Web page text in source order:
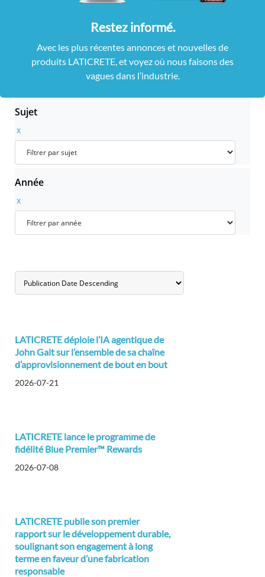
Restez informé.
Avec les plus récentes annonces et nouvelles de
produits LATICRETE, et voyez où nous faisons des
vagues dans l’industrie.
Sujet
x
Année
x
LATICRETE déploie l’IA agentique de
John Galt sur l’ensemble de sa chaîne
d’approvisionnement de bout en bout
2026-07-21
LATICRETE lance le programme de
fidélité Blue Premier™ Rewards
2026-07-08
LATICRETE publie son premier
rapport sur le développement durable,
soulignant son engagement à long
terme en faveur d’une fabrication
responsable